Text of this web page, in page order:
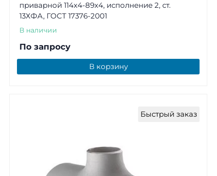
приварной 114х4-89х4, исполнение 2, ст.
13ХФА, ГОСТ 17376-2001
В наличии
По запросу
В корзину
Быстрый заказ